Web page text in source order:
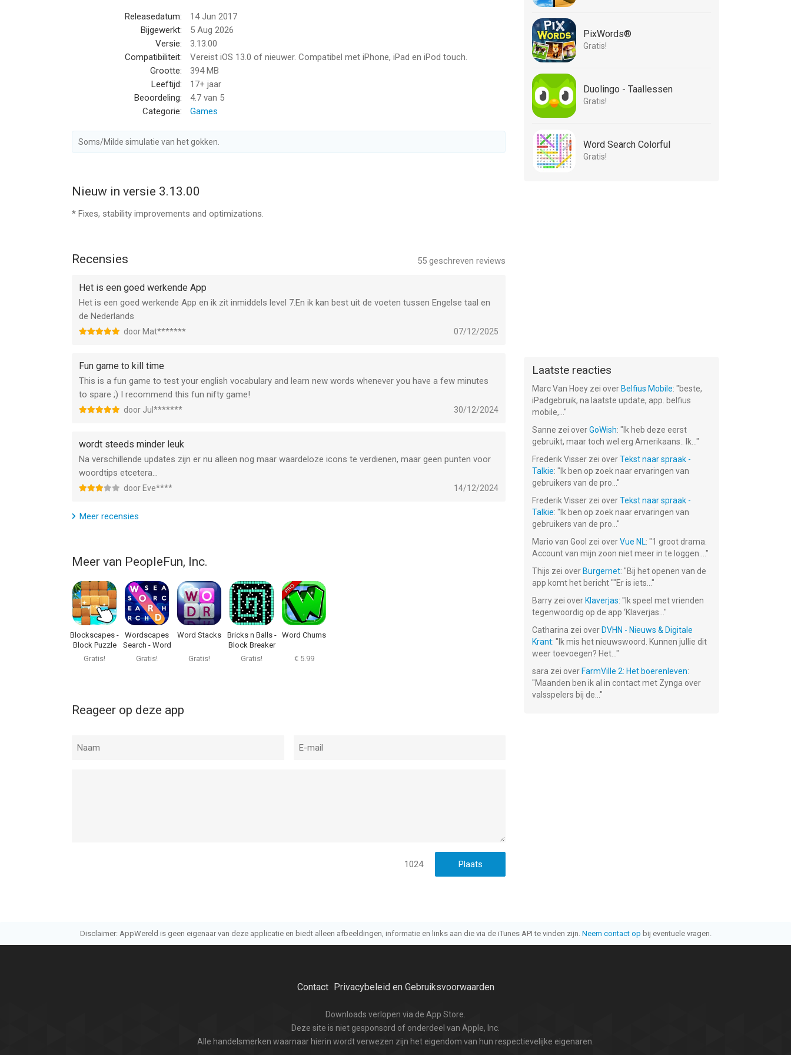
de meest ontspannende puzzelervaringen.
Wordscapes geeft je dat “nog één level”-gevoel. Geen wonder dat het favoriet is onder breinspelletjes en
Een spannend woordspel dat makkelijk te beginnen is, maar moeilijk te stoppen. Met rustgevende visuals en
slimme levels is het een verfrissende manier om te ontspannen en je geest scherp te houden.
Gebruiksvoorwaarden: https://www.peoplefun.com/terms
Wordscapes van PeopleFun, Inc. is een app voor iPhone, iPad en iPod touch met iOS versie 13.0 of hoger,
geschikt bevonden voor gebruikers met leeftijden vanaf
Releasedatum:
14 Jun 2017
Bijgewerkt:
5 Aug 2026
Versie:
3.13.00
Compatibiliteit:
Vereist iOS 13.0 of nieuwer. Compatibel met iPhone, iPad en iPod touch.
Grootte:
394 MB
Leeftijd:
17+ jaar
Beoordeling:
4.7 van 5
Categorie:
Games
Soms/Milde simulatie van het gokken.
Nieuw in versie 3.13.00
* Fixes, stability improvements and optimizations.
55 geschreven reviews
Recensies
Het is een goed werkende App
Het is een goed werkende App en ik zit inmiddels level 7.En ik kan best uit de voeten tussen Engelse taal en
de Nederlands
door Mat******* 07/12/2025
Fun game to kill time
This is a fun game to test your english vocabulary and learn new words whenever you have a few minutes
to spare ;) I recommend this fun nifty game!
door Jul******* 30/12/2024
wordt steeds minder leuk
Na verschillende updates zijn er nu alleen nog maar waardeloze icons te verdienen, maar geen punten voor
woordtips etcetera…
door Eve**** 14/12/2024
Meer recensies
Meer van PeopleFun, Inc.
Blockscapes -
Block Puzzle
Gratis!
Wordscapes
Search - Word
Game
Gratis!
Word Stacks
Gratis!
Bricks n Balls -
Block Breaker
Gratis!
Word Chums
€ 5.99
Reageer op deze app
1024
PixWords®
Gratis!
Duolingo - Taallessen
Gratis!
Word Search Colorful
Gratis!
Laatste reacties
Marc Van Hoey zei over Belfius Mobile: "beste,
iPadgebruik, na laatste update, app. belfius
mobile,... "
Sanne zei overGoWish: " Ik heb deze eerst
gebruikt, maar toch wel erg Amerikaans.. Ik... "
Frederik Visser zei overTekst naar spraak -
Talkie: " Ik ben op zoek naar ervaringen van
gebruikers van de pro... "
Frederik Visser zei overTekst naar spraak -
Talkie: " Ik ben op zoek naar ervaringen van
gebruikers van de pro... "
Mario van Gool zei overVue NL: "1 groot drama.
Account van mijn zoon niet meer in te loggen.... "
Thijs zei over Burgernet: "Bij het openen van de
app komt het bericht ""Er is iets... "
Barry zei over Klaverjas: " Ik speel met vrienden
tegenwoordig op de app ‘Klaverjas... "
Catharina zei over DVHN - Nieuws & Digitale
Krant: " Ik mis het nieuwswoord. Kunnen jullie dit
weer toevoegen? Het... "
sara zei over FarmVille 2: Het boerenleven:
"Maanden ben ik al in contact met Zynga over
valsspelers bij de... "
Disclaimer: AppWereld is geen eigenaar van deze applicatie en biedt alleen afbeeldingen, informatie en links aan die via de iTunes API te vinden zijn. Neem contact op bij eventuele vragen.
Contact· Privacybeleid en Gebruiksvoorwaarden
Downloads verlopen via de App Store.
Deze site is niet gesponsord of onderdeel van Apple, Inc.
Alle handelsmerken waarnaar hierin wordt verwezen zijn het eigendom van hun respectievelijke eigenaren.